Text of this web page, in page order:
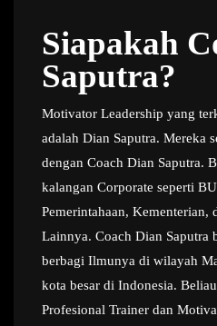
Siapakah
Saputra?
Motivator Leadership yang
adalah Dian Saputra. Mereka
dengan Coach Dian Saputra.
kalangan Corporate seperti
Pemerintahaan, Kementerian,
Lainnya. Coach Dian Saputra
berbagi Ilmunya di wilayah
kota besar di Indonesia.
Profesional Trainer dan